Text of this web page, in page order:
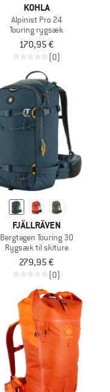
KOHLA
Alpinist Pro 24
Touring rygsæk
170,95 €
(0)
FJÄLLRÄVEN
Bergtagen Touring 30
Rygsæk til skiture
279,95 €
(0)